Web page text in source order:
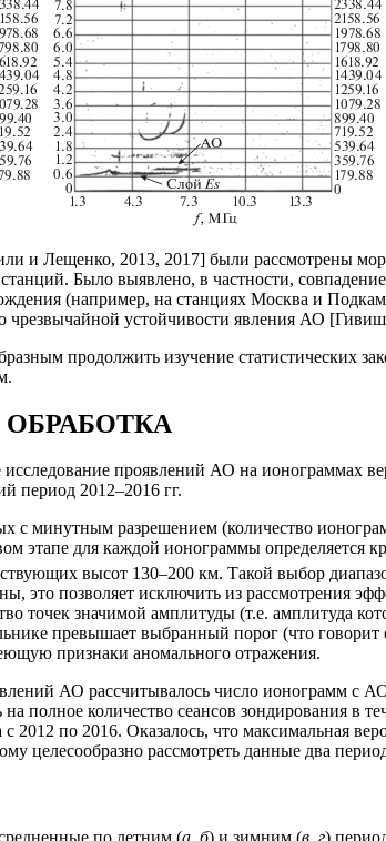
и Лещенко, 2013, 2017] были рассмотрены
Было выявлено, в частности,
(например, на станциях Москва и
о чрезвычайной устойчивости явления АО
продолжить изучение статистических
ОБРАБОТКА
проявлений АО на ионограммах
период 2012–2016 гг.
с минутным разрешением (количество
для каждой ионограммы определяется
высот 130–200 км. Такой выбор
это позволяет исключить из рассмотрения
точек значимой амплитуды (т.е. амплитуда
превышает выбранный порог (что
признаки аномального отражения.
АО рассчитывалось число ионограмм с
полное количество сеансов зондирования в
2012 по 2016. Оказалось, что максимальная
целесообразно рассмотреть данные два
по летним (а, б) и зимним (в, г)